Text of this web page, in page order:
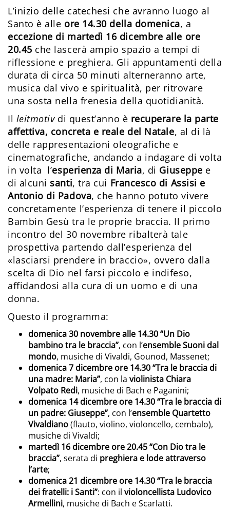
L’inizio delle catechesi che avranno luogo al
Santo è alle ore 14.30 della domenica, a
eccezione di martedì 16 dicembre alle ore
20.45 che lascerà ampio spazio a tempi di
riflessione e preghiera. Gli appuntamenti della
durata di circa 50 minuti alterneranno arte,
musica dal vivo e spiritualità, per ritrovare
una sosta nella frenesia della quotidianità.
Il leitmotivdi quest’anno è recuperare la parte
affettiva, concreta e reale del Natale, al di là
delle rappresentazioni oleografiche e
cinematografiche, andando a indagare di volta
in volta l’esperienza di Maria, di Giuseppe e
di alcunisanti, tra cui Francesco di Assisi e
Antonio di Padova, che hanno potuto vivere
concretamente l’esperienza di tenere il piccolo
Bambin Gesù tra le proprie braccia. Il primo
incontro del 30 novembre ribalterà tale
prospettiva partendo dall’esperienza del
«lasciarsi prendere in braccio», ovvero dalla
scelta di Dio nel farsi piccolo e indifeso,
affidandosi alla cura di un uomo e di una
donna.
Questo il programma:
domenica 30 novembre alle 14.30 “Un Dio
bambino tra le braccia”, con l’ensemble Suoni dal
mondo, musiche di Vivaldi, Gounod, Massenet;
domenica 7 dicembre ore 14.30 “Tra le braccia di
una madre: Maria”, con la violinista Chiara
Volpato Redi, musiche di Bach e Paganini;
domenica 14 dicembre ore 14.30 “Tra le braccia di
un padre: Giuseppe”, con l’ensemble Quartetto
Vivaldiano(flauto, violino, violoncello, cembalo),
musiche di Vivaldi;
martedì 16 dicembre ore 20.45 “Con Dio tra le
braccia”, serata di preghiera e lode attraverso
l’arte;
domenica 21 dicembre ore 14.30 “Tra le braccia
dei fratelli: i Santi”: con il violoncellista Ludovico
Armellini, musiche di Bach e Scarlatti.